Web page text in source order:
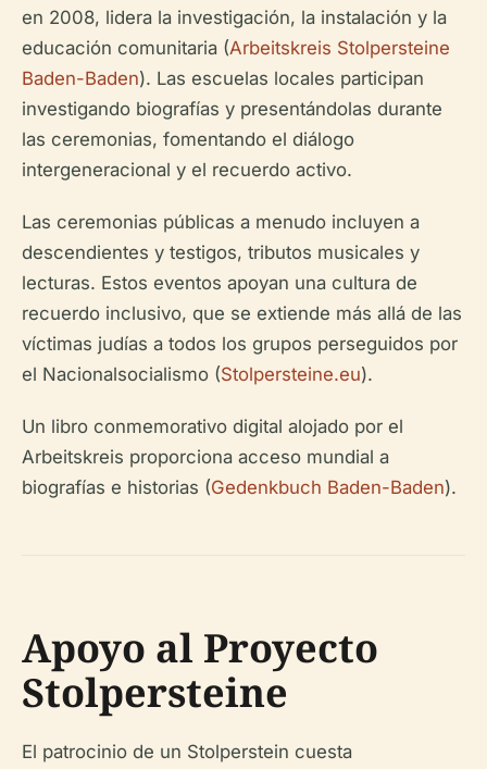
en 2008, lidera la investigación, la instalación y la
educación comunitaria (Arbeitskreis Stolpersteine
Baden-Baden). Las escuelas locales participan
investigando biografías y presentándolas durante
las ceremonias, fomentando el diálogo
intergeneracional y el recuerdo activo.
Las ceremonias públicas a menudo incluyen a
descendientes y testigos, tributos musicales y
lecturas. Estos eventos apoyan una cultura de
recuerdo inclusivo, que se extiende más allá de las
víctimas judías a todos los grupos perseguidos por
el Nacionalsocialismo (Stolpersteine.eu).
Un libro conmemorativo digital alojado por el
Arbeitskreis proporciona acceso mundial a
biografías e historias (Gedenkbuch Baden-Baden).
Apoyo al Proyecto
Stolpersteine
El patrocinio de un Stolperstein cuesta